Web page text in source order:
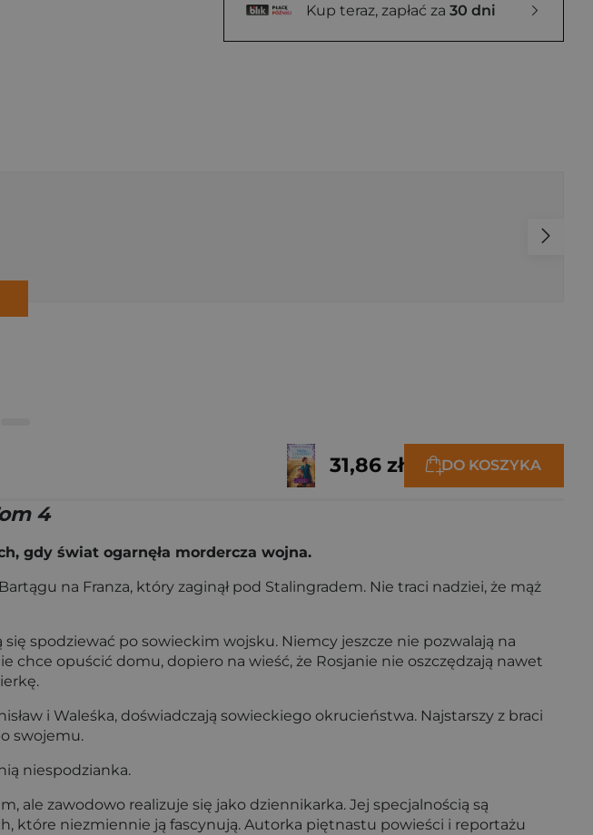
Kup teraz, zapłać za 30 dni
31,86 zł DO KOSZYKA
4
gdy świat ogarnęła mordercza wojna.
na Franza, który zaginął pod Stalingradem. Nie traci nadziei, że mąż
spodziewać po sowieckim wojsku. Niemcy jeszcze nie pozwalają na
opuścić domu, dopiero na wieść, że Rosjanie nie oszczędzają nawet
i Waleśka, doświadczają sowieckiego okrucieństwa. Najstarszy z braci
swojemu.
niespodzianka.
ale zawodowo realizuje się jako dziennikarka. Jej specjalnością są
które niezmiennie ją fascynują. Autorka piętnastu powieści i reportażu